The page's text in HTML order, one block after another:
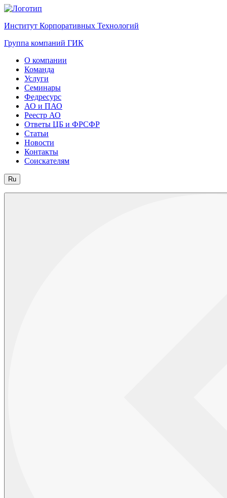
Институт Корпоративных Технологий
Группа компаний ГИК
О компании
Команда
Услуги
Семинары
Федресурс
АО и ПАО
Реестр АО
Ответы ЦБ и ФРСФР
Статьи
Новости
Контакты
Соискателям
Ru